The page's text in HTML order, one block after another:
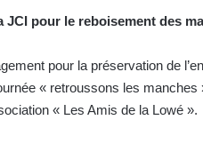
JCI pour le reboisement des
pour la préservation de
« retroussons les
« Les Amis de la Lowé ».